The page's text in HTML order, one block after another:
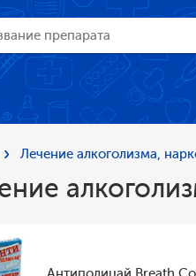
Лечение алкоголизма,